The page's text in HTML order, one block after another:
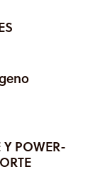
POWER-